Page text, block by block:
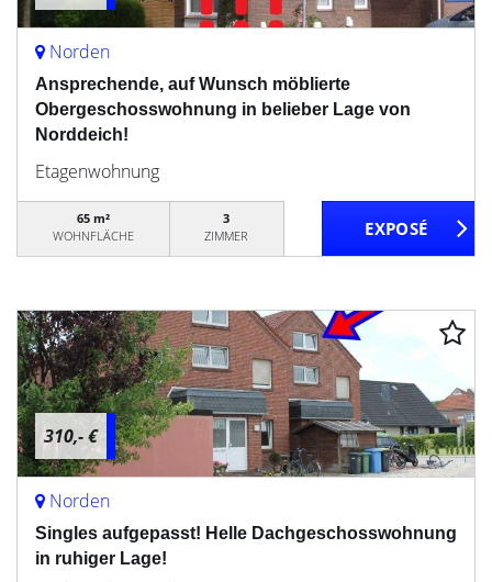
Norden
Ansprechende, auf Wunsch möblierte
Obergeschosswohnung in belieber Lage von
Norddeich!
Etagenwohnung
65 m²
WOHNFLÄCHE
3
ZIMMER
310,- €
Norden
Singles aufgepasst! Helle Dachgeschosswohnung
in ruhiger Lage!